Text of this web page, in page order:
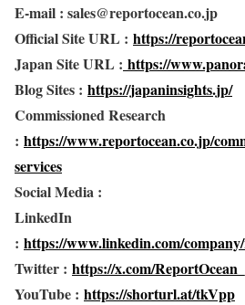
E-mail : sales@reportocean.co.jp
Official Site URL : https://
Japan Site URL : https://
Blog Sites : https://japaninsights.jp/
Commissioned Research
: https://www.reportocean.co.jp/
services
Social Media :
LinkedIn
: https://www.linkedin.com/
Twitter : https://x.com/
YouTube : https://shorturl.at/tkVpp